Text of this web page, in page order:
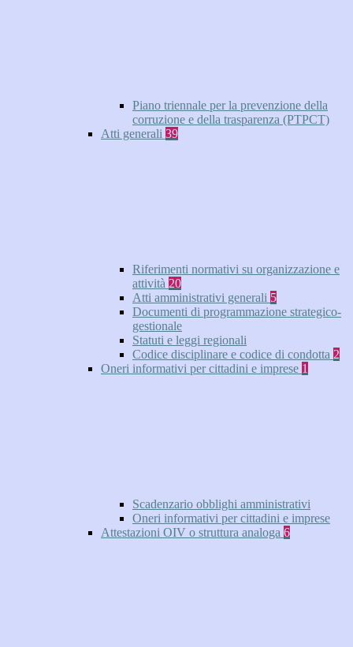
Piano triennale per la prevenzione della
corruzione e della trasparenza (PTPCT)
Atti generali 39
Riferimenti normativi su organizzazione e
attività 20
Atti amministrativi generali 5
Documenti di programmazione strategico-
gestionale
Statuti e leggi regionali
Codice disciplinare e codice di condotta 2
Oneri informativi per cittadini e imprese 1
Scadenzario obblighi amministrativi
Oneri informativi per cittadini e imprese
Attestazioni OIV o struttura analoga 6